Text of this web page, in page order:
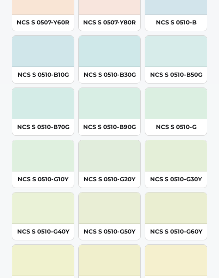
NCS S 0507-Y60R NCS S 0507-Y80R NCS S 0510-B
NCS S 0510-B10G NCS S 0510-B30G NCS S 0510-B50G
NCS S 0510-B70G NCS S 0510-B90G NCS S 0510-G
NCS S 0510-G10Y NCS S 0510-G20Y NCS S 0510-G30Y
NCS S 0510-G40Y NCS S 0510-G50Y NCS S 0510-G60Y